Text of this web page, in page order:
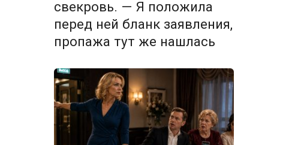
свекровь. — Я положила
перед ней бланк заявления,
пропажа тут же нашлась